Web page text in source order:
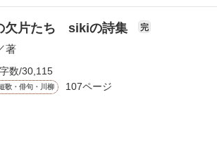
……？」
だいていて嬉しいです。
ます♪
欠片たち sikiの詩集 完
著
数/30,115
歌・俳句・川柳 107ページ